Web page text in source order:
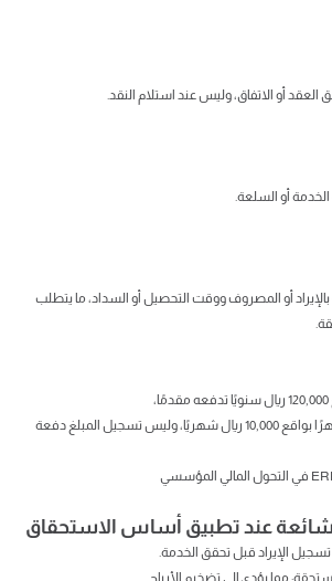
أو الاتفاق، وليس عند استلام النقد.
أو السلعة.
أو المصروف ووقت التحصيل أو السداد، ما يتطلب
يتم توزيع المصروف على 12 شهرًا بواقع 10,000 ريال شهريًا، وليس تسجيل المبلغ دفعة
عند تطبيق أساس الاستحقاق